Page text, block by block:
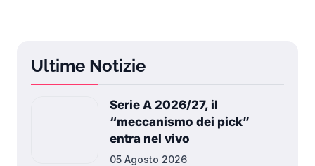
Ultime Notizie
Serie A 2026/27, il
“meccanismo dei pick”
entra nel vivo
05 Agosto 2026